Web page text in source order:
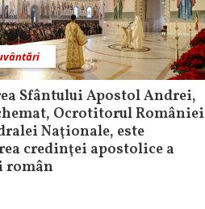
Sfântului Apostol Andrei,
Ocrotitorul României
Naţionale, este
credinţei apostolice a
român